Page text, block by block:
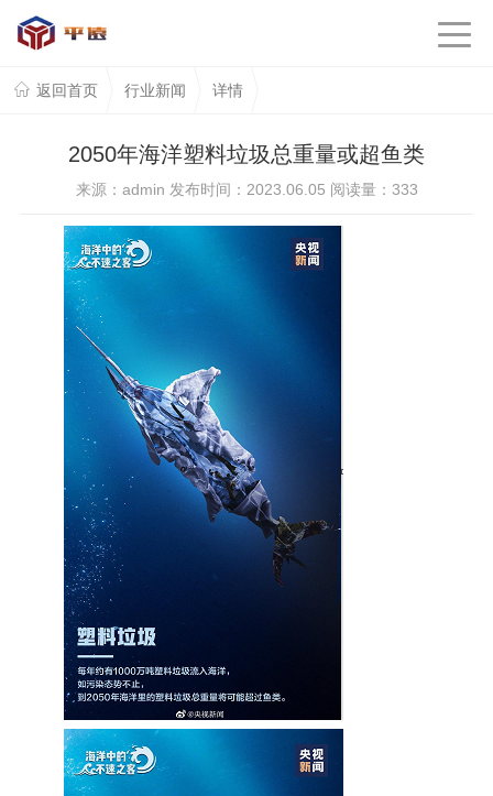
返回首页 行业新闻 详情
2050年海洋塑料垃圾总重量或超鱼类
来源：admin 发布时间：2023.06.05 阅读量： 333